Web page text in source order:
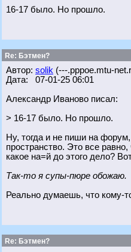
16-17 было. Но прошло.
Re: Бэтмен?
Автор: solik (---.pppoe.mtu-
Дата: 07-01-25 06:01
Александр Иваново писал:
> 16-17 было. Но прошло.
Ну, тогда и не пиши на
пространство. Это все
какое на=й до этого дело?
Так-то я супы-пюре обожаю.
Реально думаешь, что кому-
Re: Бэтмен?